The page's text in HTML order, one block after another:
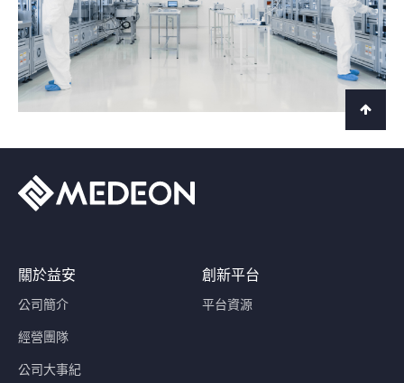
關於益安
公司簡介
經營團隊
公司大事紀
創新平台
平台資源